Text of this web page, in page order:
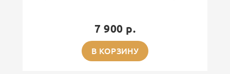
7 900 р.
В КОРЗИНУ